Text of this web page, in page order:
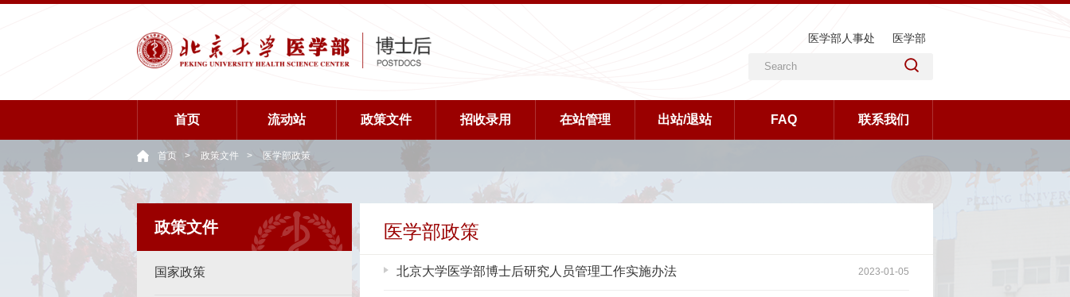
医学部人事处 医学部
首页 流动站 政策文件 招收录用 在站管理 出站/退站 FAQ 联系我们
首页 > 政策文件 > 医学部政策
政策文件
国家政策
医学部政策
2023-01-05
北京大学医学部博士后研究人员管理工作实施办法